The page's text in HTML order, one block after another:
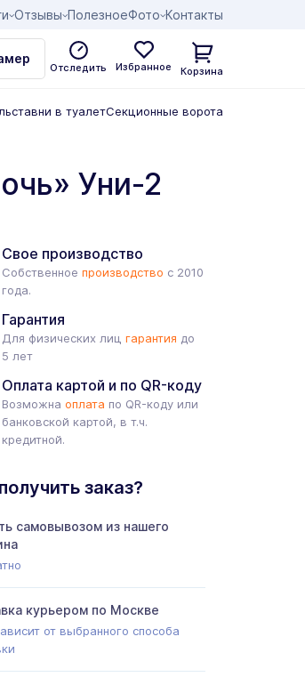
Отзывы ПолезноеФото Контакты
Отследить Избранное Корзина
в туалетСекционные ворота
Уни-2
Свое производство
Собственноепроизводство с 2010
года.
Гарантия
Для физических лицгарантия до
5 лет
Оплата картой и по QR-коду
Возможнаоплата по QR-коду или
банковской картой, в т.ч.
кредитной.
заказ?
самовывозом из нашего
курьером по Москве
от выбранного способа